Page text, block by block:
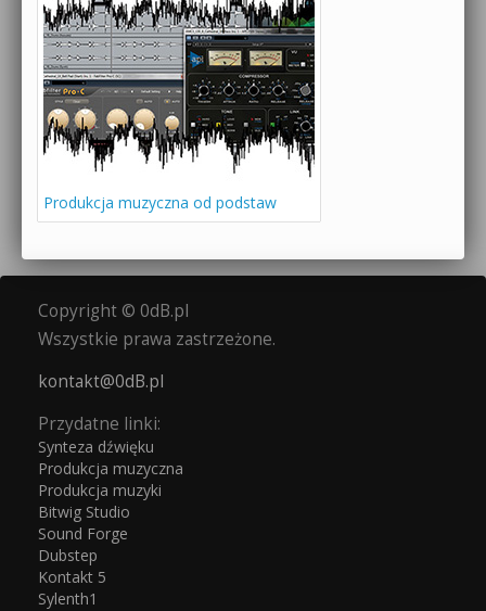
Produkcja muzyczna od podstaw
Copyright © 0dB.pl
Wszystkie prawa zastrzeżone.
kontakt@0dB.pl
Przydatne linki:
Synteza dźwięku
Produkcja muzyczna
Produkcja muzyki
Bitwig Studio
Sound Forge
Dubstep
Kontakt 5
Sylenth1